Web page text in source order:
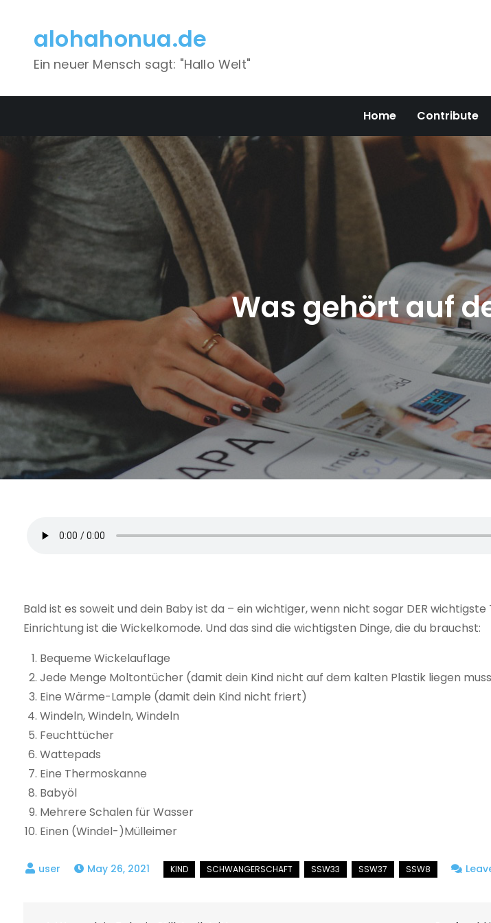
contentalohahonua.de
Ein neuer Mensch sagt: "Hallo Welt"
Home Contribute
Was gehört auf
Bald ist es soweit und dein Baby ist da – ein wichtiger, wenn nicht sogar DER wichtigste
Einrichtung ist die Wickelkomode. Und das sind die wichtigsten Dinge, die du brauchst:
Bequeme Wickelauflage
Jede Menge Moltontücher (damit dein Kind nicht auf dem kalten Plastik liegen
Eine Wärme-Lample (damit dein Kind nicht friert)
Windeln, Windeln, Windeln
Feuchttücher
Wattepads
Eine Thermoskanne
Babyöl
Mehrere Schalen für Wasser
Einen (Windel-)Mülleimer
May 26, 2021